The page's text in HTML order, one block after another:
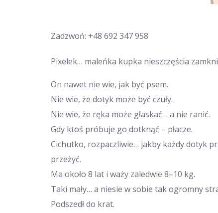
Zadzwoń: +48 692 347 958
Pixelek… maleńka kupka nieszczęścia
On nawet nie wie, jak być psem.
Nie wie, że dotyk może być czuły.
Nie wie, że ręka może głaskać… a nie ranić.
Gdy ktoś próbuje go dotknąć – płacze.
Cichutko, rozpaczliwie… jakby każdy dotyk
przeżyć.
Ma około 8 lat i waży zaledwie 8–10 kg.
Taki mały… a niesie w sobie tak ogromny
Podszedł do krat.